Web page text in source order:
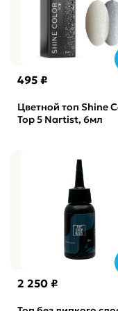
495 ₽
Цветной топ Shine
Top 5 Nartist, 6мл
2 250 ₽